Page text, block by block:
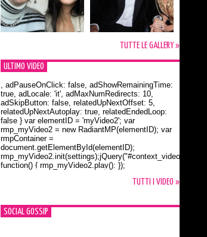
TUTTE LE GALLERY »
ULTIMO VIDEO
Orlando Bloom e la t-shirt dedicata a Flynn
, adPauseOnClick: false, adShowRemainingTime:
true, adLocale: 'it', adMaxNumRedirects: 10,
adSkipButton: false, relatedUpNextOffset: 5,
relatedUpNextAutoplay: true, relatedEndedLoop:
false } var elementID = 'myVideo2'; var
rmp_myVideo2 = new RadiantMP(elementID); var
rmpContainer =
document.getElementById(elementID);
function() { rmp_myVideo2.play(); });
TUTTI I VIDEO »
SOCIAL GOSSIP